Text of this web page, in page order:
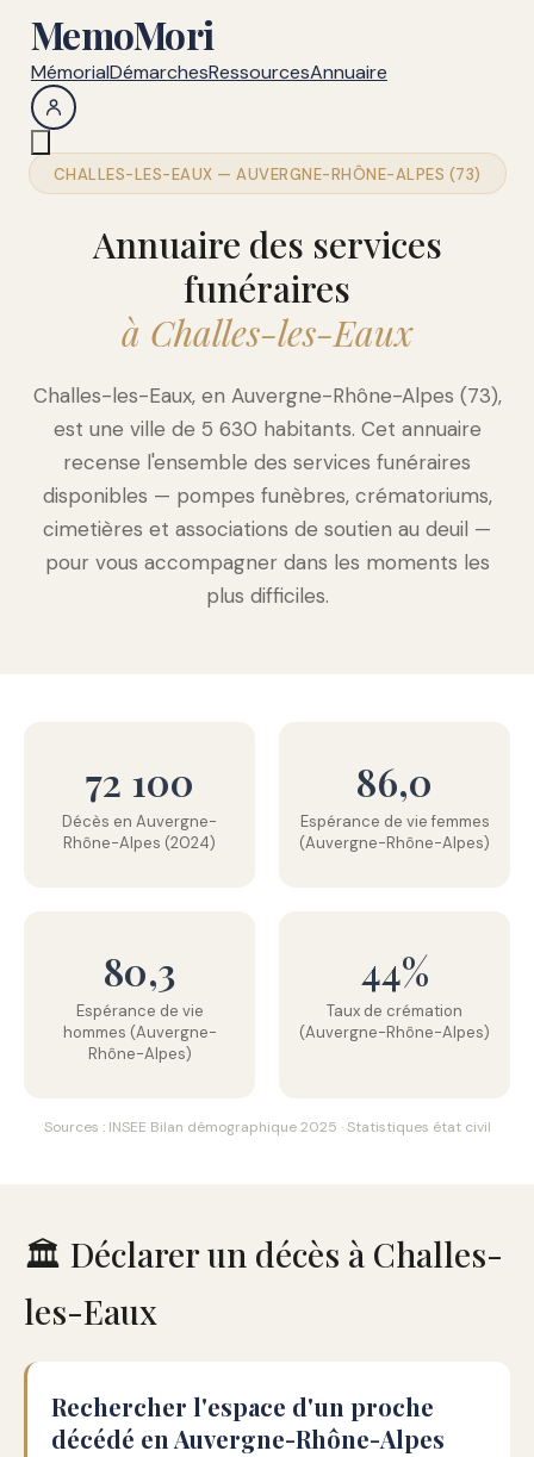
MemoMori
MémorialDémarchesRessourcesAnnuaire
CHALLES-LES-EAUX — AUVERGNE-RHÔNE-ALPES (73)
Annuaire des services
funéraires
à Challes-les-Eaux
Challes-les-Eaux, en Auvergne-Rhône-Alpes (73),
est une ville de 5 630 habitants. Cet annuaire
recense l'ensemble des services funéraires
disponibles — pompes funèbres, crématoriums,
cimetières et associations de soutien au deuil —
pour vous accompagner dans les moments les
plus difficiles.
72 100
Décès en Auvergne-
Rhône-Alpes (2024)
86,0
Espérance de vie femmes
(Auvergne-Rhône-Alpes)
80,3
Espérance de vie
hommes (Auvergne-
Rhône-Alpes)
44%
Taux de crémation
(Auvergne-Rhône-Alpes)
Sources : INSEE Bilan démographique 2025 · Statistiques état civil
🏛️ Déclarer un décès à Challes-
les-Eaux
Rechercher l'espace d'un proche
décédé en Auvergne-Rhône-Alpes